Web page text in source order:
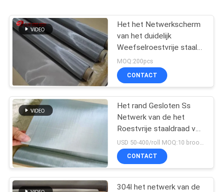
Het het Netwerkscherm
van het duidelijk
Weefselroestvrije staal
voor
Filter/Zeef/Geneesmiddelen
MOQ:200pcs
CONTACT
Het rand Gesloten Ss
Netwerk van de het
Roestvrije staaldraad van
het Draadnetwerk
SUS304 ISO en SGS
CONTACT
304l het netwerk van de